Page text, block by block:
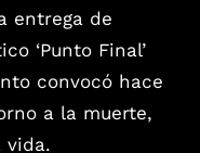
entrega de
‘Punto Final’
convocó hace
a la muerte,
vida.